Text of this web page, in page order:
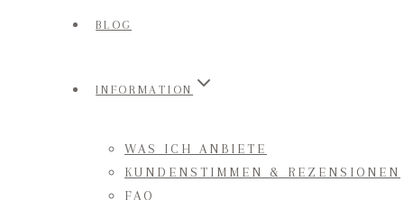
BLOG
INFORMATION
WAS ICH ANBIETE
KUNDENSTIMMEN & REZENSIONEN
FAQ